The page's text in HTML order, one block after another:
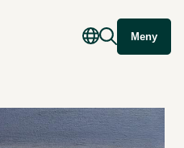
Meny